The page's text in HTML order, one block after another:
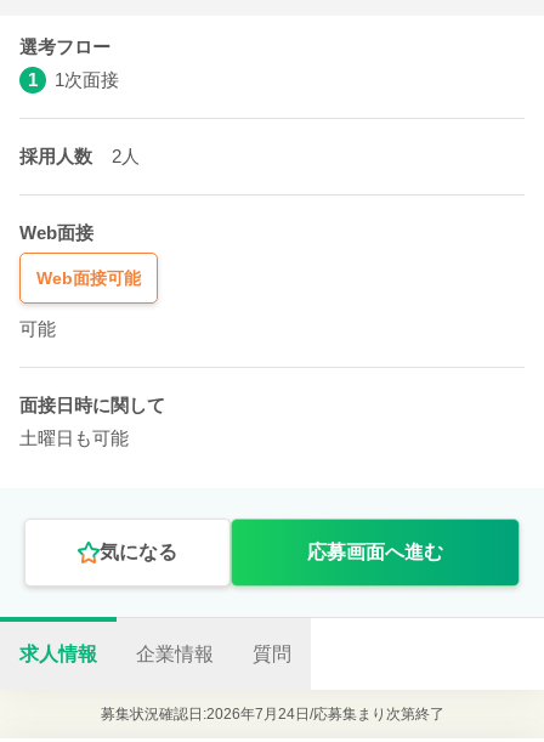
選考フロー
1
1次面接
採用人数 2人
Web面接
Web面接可能
可能
面接日時に関して
土曜日も可能
気になる 応募画面へ進む
求人情報 企業情報 質問
募集状況確認日:2026年7月24日/応募集まり次第終了